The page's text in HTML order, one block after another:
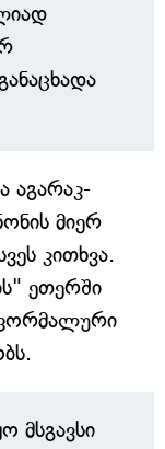
აგარაკ-
მიერ
კითხვა.
ეთერში
მსგავსი